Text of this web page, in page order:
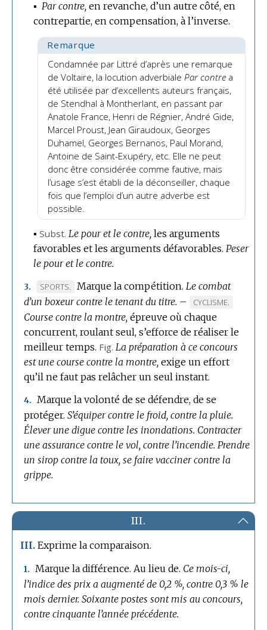
▪ Par contre, en revanche, d’un autre côté, en
contrepartie, en compensation, à l’inverse.
Remarque
Condamnée par Littré d’après une remarque
de Voltaire, la locution adverbialePar contre a
été utilisée par d’excellents auteurs français,
de Stendhal à Montherlant, en passant par
Anatole France, Henri de Régnier, André Gide,
Marcel Proust, Jean Giraudoux, Georges
Duhamel, Georges Bernanos, Paul Morand,
Antoine de Saint-Exupéry, etc. Elle ne peut
donc être considérée comme fautive, mais
l’usage s’est établi de la déconseiller, chaque
fois que l’emploi d’un autre adverbe est
possible.
▪ Subst. Le pour et le contre, les arguments
favorables et les arguments défavorables. Peser
le pour et le contre.
3.
MARQUE
DE
DOMAINE
:
SPORTS. Marque la compétition. Le combat
d’un boxeur contre le tenant du titre. –
MARQUE
DE
DOMAINE
:
CYCLISME.
Course contre la montre, épreuve où chaque
concurrent, roulant seul, s’efforce de réaliser le
meilleur temps. Fig. La préparation à ce concours
est une course contre la montre, exige un effort
qu’il ne faut pas relâcher un seul instant.
4. Marque la volonté de se défendre, de se
protéger. S’équiper contre le froid, contre la pluie.
Élever une digue contre les inondations. Contracter
une assurance contre le vol, contre l’incendie. Prendre
un sirop contre la toux, se faire vacciner contre la
grippe.
III.
III. Exprime la comparaison.
1. Marque la différence. Au lieu de. Ce mois-ci,
l’indice des prix a augmenté de 0,2 %, contre 0,3 % le
mois dernier. Soixante postes sont mis au concours,
contre cinquante l’année précédente.